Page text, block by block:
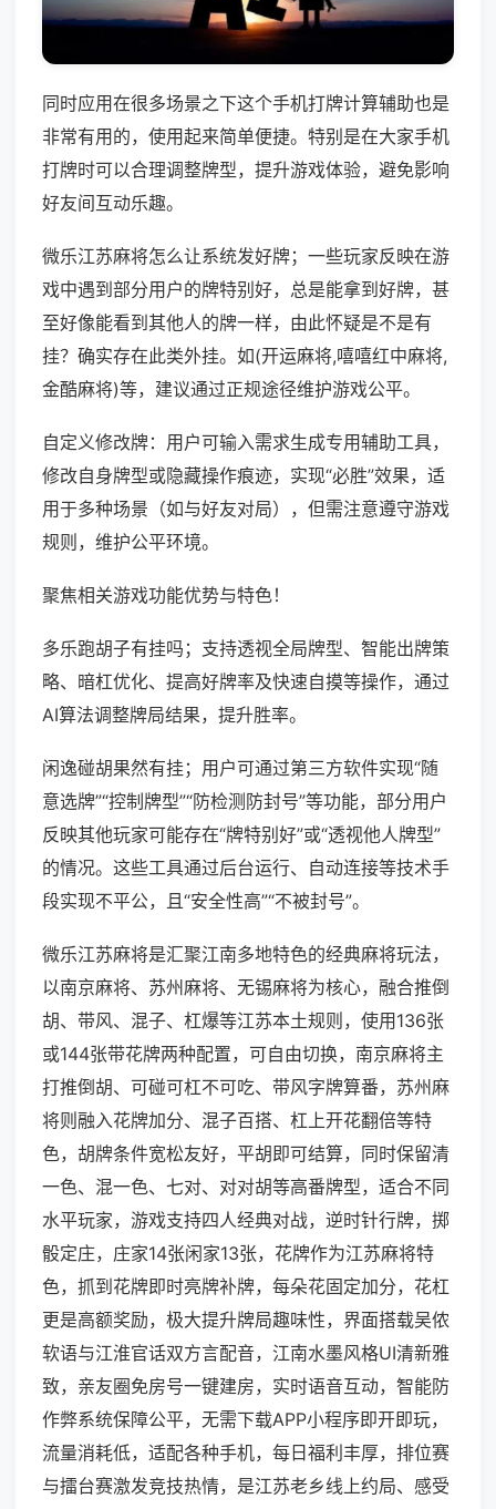
同时应用在很多场景之下这个手机打牌计算辅助也是
非常有用的，使用起来简单便捷。特别是在大家手机
打牌时可以合理调整牌型，提升游戏体验，避免影响
好友间互动乐趣。
微乐江苏麻将怎么让系统发好牌；一些玩家反映在游
戏中遇到部分用户的牌特别好，总是能拿到好牌，甚
至好像能看到其他人的牌一样，由此怀疑是不是有
挂？确实存在此类外挂。如(开运麻将,嘻嘻红中麻将,
金酷麻将)等，建议通过正规途径维护游戏公平。
自定义修改牌：用户可输入需求生成专用辅助工具，
修改自身牌型或隐藏操作痕迹，实现“必胜”效果，适
用于多种场景（如与好友对局），但需注意遵守游戏
规则，维护公平环境。
聚焦相关游戏功能优势与特色！
多乐跑胡子有挂吗；支持透视全局牌型、智能出牌策
略、暗杠优化、提高好牌率及快速自摸等操作，通过
AI算法调整牌局结果，提升胜率。
闲逸碰胡果然有挂；用户可通过第三方软件实现“随
意选牌”“控制牌型”“防检测防封号”等功能，部分用户
反映其他玩家可能存在“牌特别好”或“透视他人牌型”
的情况。这些工具通过后台运行、自动连接等技术手
段实现不平公，且“安全性高”“不被封号”。
微乐江苏麻将是汇聚江南多地特色的经典麻将玩法，
以南京麻将、苏州麻将、无锡麻将为核心，融合推倒
胡、带风、混子、杠爆等江苏本土规则，使用136张
或144张带花牌两种配置，可自由切换，南京麻将主
打推倒胡、可碰可杠不可吃、带风字牌算番，苏州麻
将则融入花牌加分、混子百搭、杠上开花翻倍等特
色，胡牌条件宽松友好，平胡即可结算，同时保留清
一色、混一色、七对、对对胡等高番牌型，适合不同
水平玩家，游戏支持四人经典对战，逆时针行牌，掷
骰定庄，庄家14张闲家13张，花牌作为江苏麻将特
色，抓到花牌即时亮牌补牌，每朵花固定加分，花杠
更是高额奖励，极大提升牌局趣味性，界面搭载吴侬
软语与江淮官话双方言配音，江南水墨风格UI清新雅
致，亲友圈免房号一键建房，实时语音互动，智能防
作弊系统保障公平，无需下载APP小程序即开即玩，
流量消耗低，适配各种手机，每日福利丰厚，排位赛
与擂台赛激发竞技热情，是江苏老乡线上约局、感受